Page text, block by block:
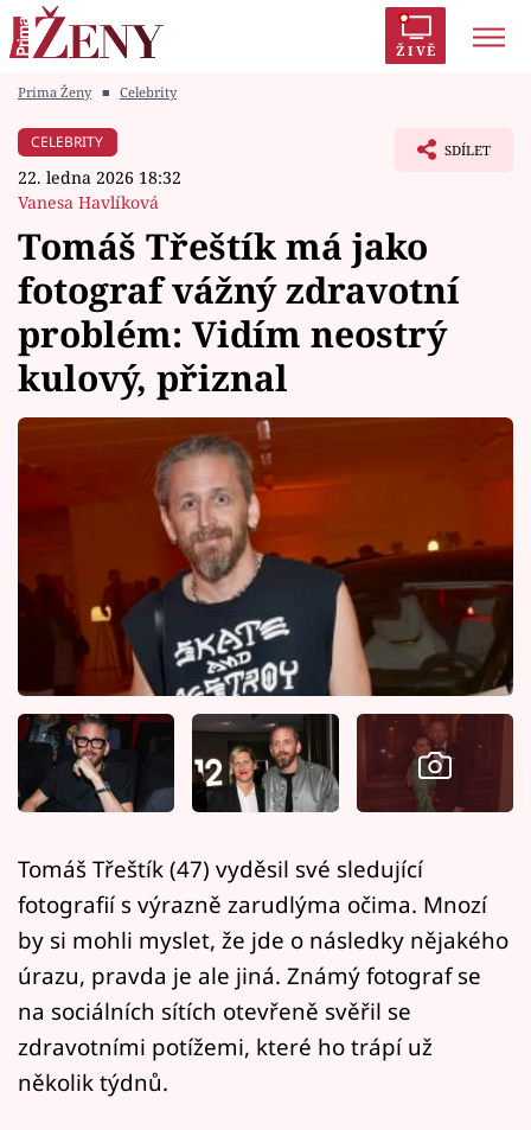
ŽIVĚ
Módní alarm
Témata
Celebrity
Vztahy
Seriály
Sledujte prima+
Filmový festival Karlovy Vary
Pořady
Mámy sobě
Sledujte nás
Prima Ženy ■ Celebrity
CELEBRITY
22. ledna 2026 18:32
Vanesa Havlíková
SDÍLET
Tomáš Třeštík má jako
fotograf vážný zdravotní
problém: Vidím neostrý
kulový, přiznal
Tomáš Třeštík (47) vyděsil své sledující
fotografií s výrazně zarudlýma očima. Mnozí
by si mohli myslet, že jde o následky nějakého
úrazu, pravda je ale jiná. Známý fotograf se
na sociálních sítích otevřeně svěřil se
zdravotními potížemi, které ho trápí už
několik týdnů.